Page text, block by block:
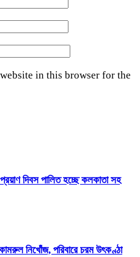
in this browser for the
দিবস পালিত হচ্ছে কলকাতা সহ
নিখোঁজ, পরিবারে চরম উৎকণ্ঠা